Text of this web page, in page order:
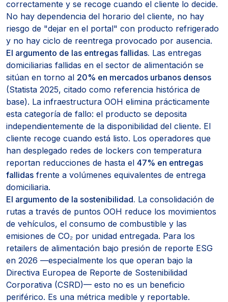
correctamente y se recoge cuando el cliente lo decide.
No hay dependencia del horario del cliente, no hay
riesgo de "dejar en el portal" con producto refrigerado
y no hay ciclo de reentrega provocado por ausencia.
El argumento de las entregas fallidas. Las entregas
domiciliarias fallidas en el sector de alimentación se
sitúan en torno al 20% en mercados urbanos densos
(Statista 2025, citado como referencia histórica de
base). La infraestructura OOH elimina prácticamente
esta categoría de fallo: el producto se deposita
independientemente de la disponibilidad del cliente. El
cliente recoge cuando está listo. Los operadores que
han desplegado redes de lockers con temperatura
reportan reducciones de hasta el 47% en entregas
fallidas frente a volúmenes equivalentes de entrega
domiciliaria.
El argumento de la sostenibilidad. La consolidación de
rutas a través de puntos OOH reduce los movimientos
de vehículos, el consumo de combustible y las
emisiones de CO₂ por unidad entregada. Para los
retailers de alimentación bajo presión de reporte ESG
en 2026 —especialmente los que operan bajo la
Directiva Europea de Reporte de Sostenibilidad
Corporativa (CSRD)— esto no es un beneficio
periférico. Es una métrica medible y reportable.